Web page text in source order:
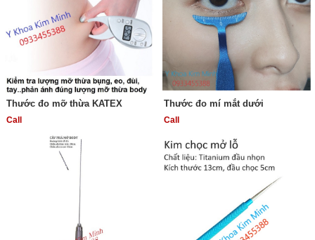
Thước đo mỡ thừa KATEX
Call
Thước đo mí mắt dưới
Call